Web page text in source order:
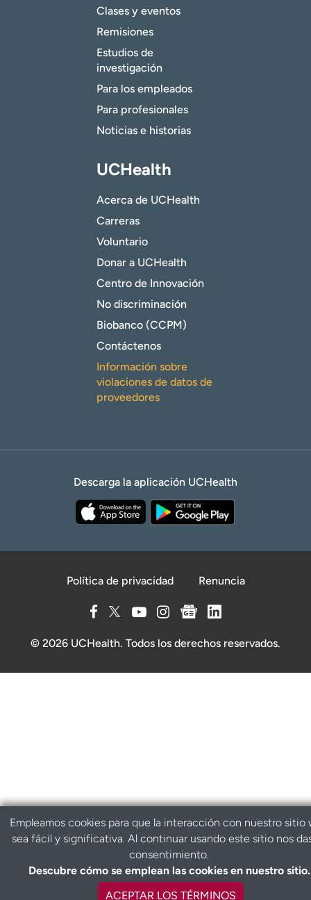
Clases y eventos
Remisiones
Estudios de
investigación
Para los empleados
Para profesionales
Noticias e historias
UCHealth
Acerca de UCHealth
Carreras
Voluntario
Donar a UCHealth
Centro de Innovación
No discriminación
Biobanco (CCPM)
Contáctenos
Información sobre
violaciones de datos de
proveedores
Descarga la aplicación UCHealth
Política de privacidad Renuncia
© 2026 UCHealth. Todos los derechos reservados.
Empleamos cookies para que la interacción con nuestro sitio
sea fácil y significativa. Al continuar usando este sitio nos
consentimiento.
Descubre cómo se emplean las cookies en nuestro sitio.
ACEPTAR LOS TÉRMINOS